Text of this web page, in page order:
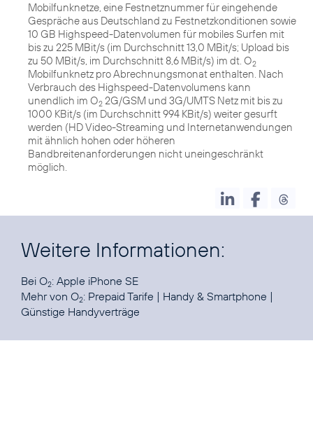
Mobilfunknetze, eine Festnetznummer für eingehende
Gespräche aus Deutschland zu Festnetzkonditionen sowie
10 GB Highspeed-Datenvolumen für mobiles Surfen mit
bis zu 225 MBit/s (im Durchschnitt 13,0 MBit/s; Upload bis
zu 50 MBit/s, im Durchschnitt 8,6 MBit/s) im dt. O2
Mobilfunknetz pro Abrechnungsmonat enthalten. Nach
Verbrauch des Highspeed-Datenvolumens kann
unendlich im O2 2G/GSM und 3G/UMTS Netz mit bis zu
1000 KBit/s (im Durchschnitt 994 KBit/s) weiter gesurft
werden (HD Video-Streaming und Internetanwendungen
mit ähnlich hohen oder höheren
Bandbreitenanforderungen nicht uneingeschränkt
möglich.
Weitere Informationen:
Bei O2: Apple iPhone SE
Mehr von O2: Prepaid Tarife | Handy & Smartphone |
Günstige Handyverträge